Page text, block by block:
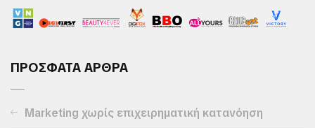
ΠΡΟΣΦΑΤΑ ΑΡΘΡΑ
Marketing χωρίς επιχειρηματική κατανόηση